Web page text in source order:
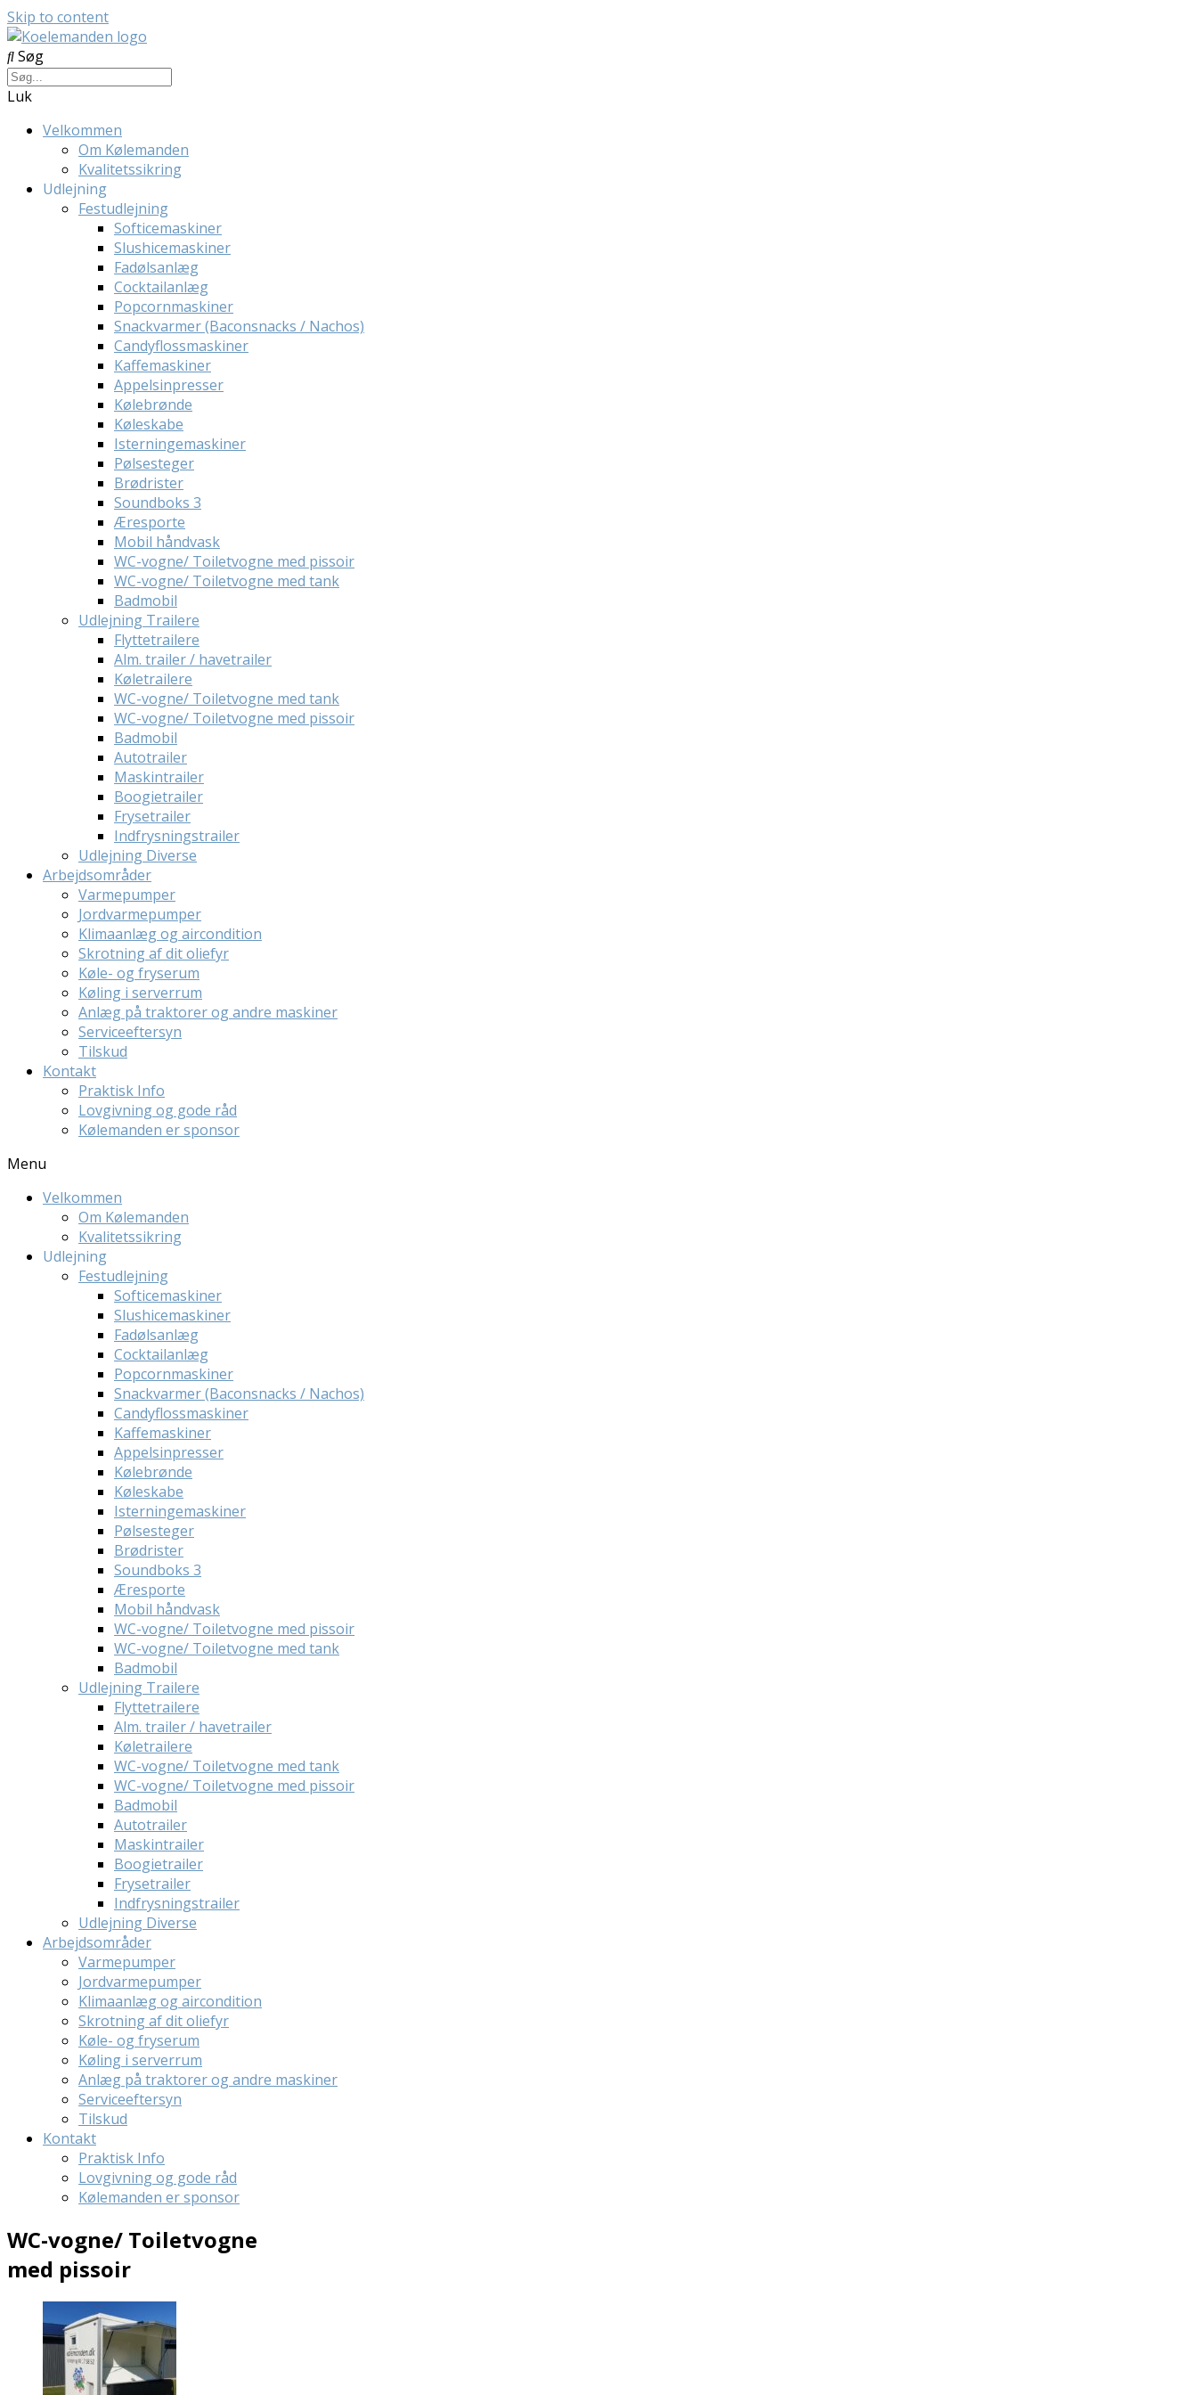
Skip to content
Søg
Luk
Velkommen
Om Kølemanden
Kvalitetssikring
Udlejning
Festudlejning
Softicemaskiner
Slushicemaskiner
Fadølsanlæg
Cocktailanlæg
Popcornmaskiner
Snackvarmer (Baconsnacks / Nachos)
Candyflossmaskiner
Kaffemaskiner
Appelsinpresser
Kølebrønde
Køleskabe
Isterningemaskiner
Pølsesteger
Brødrister
Soundboks 3
Æresporte
Mobil håndvask
WC-vogne/ Toiletvogne med pissoir
WC-vogne/ Toiletvogne med tank
Badmobil
Udlejning Trailere
Flyttetrailere
Alm. trailer / havetrailer
Køletrailere
WC-vogne/ Toiletvogne med tank
WC-vogne/ Toiletvogne med pissoir
Badmobil
Autotrailer
Maskintrailer
Boogietrailer
Frysetrailer
Indfrysningstrailer
Udlejning Diverse
Arbejdsområder
Varmepumper
Jordvarmepumper
Klimaanlæg og aircondition
Skrotning af dit oliefyr
Køle- og fryserum
Køling i serverrum
Anlæg på traktorer og andre maskiner
Serviceeftersyn
Tilskud
Kontakt
Praktisk Info
Lovgivning og gode råd
Kølemanden er sponsor
Menu
Velkommen
Om Kølemanden
Kvalitetssikring
Udlejning
Festudlejning
Softicemaskiner
Slushicemaskiner
Fadølsanlæg
Cocktailanlæg
Popcornmaskiner
Snackvarmer (Baconsnacks / Nachos)
Candyflossmaskiner
Kaffemaskiner
Appelsinpresser
Kølebrønde
Køleskabe
Isterningemaskiner
Pølsesteger
Brødrister
Soundboks 3
Æresporte
Mobil håndvask
WC-vogne/ Toiletvogne med pissoir
WC-vogne/ Toiletvogne med tank
Badmobil
Udlejning Trailere
Flyttetrailere
Alm. trailer / havetrailer
Køletrailere
WC-vogne/ Toiletvogne med tank
WC-vogne/ Toiletvogne med pissoir
Badmobil
Autotrailer
Maskintrailer
Boogietrailer
Frysetrailer
Indfrysningstrailer
Udlejning Diverse
Arbejdsområder
Varmepumper
Jordvarmepumper
Klimaanlæg og aircondition
Skrotning af dit oliefyr
Køle- og fryserum
Køling i serverrum
Anlæg på traktorer og andre maskiner
Serviceeftersyn
Tilskud
Kontakt
Praktisk Info
Lovgivning og gode råd
Kølemanden er sponsor
WC-vogne/ Toiletvogne
med pissoir